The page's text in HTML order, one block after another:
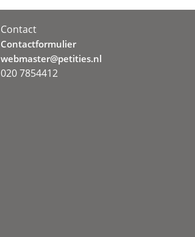
Contact
Contactformulier
webmaster@petities.nl
020 7854412